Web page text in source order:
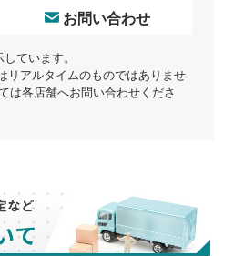
お問い合わせ
ています。
リアルタイムのものではありませ
は各店舗へお問い合わせくださ